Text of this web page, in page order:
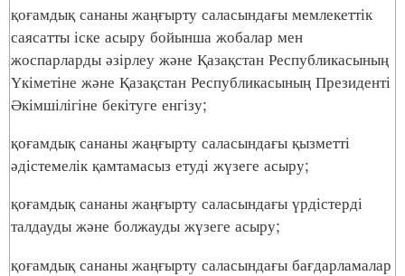
қоғамдық сананы жаңғырту саласындағы мемлекеттік
саясатты іске асыру бойынша жобалар мен
жоспарларды әзірлеу және Қазақстан Республикасының
Үкіметіне және Қазақстан Республикасының Президенті
Әкімшілігіне бекітуге енгізу;
қоғамдық сананы жаңғырту саласындағы қызметті
әдістемелік қамтамасыз етуді жүзеге асыру;
қоғамдық сананы жаңғырту саласындағы үрдістерді
талдауды және болжауды жүзеге асыру;
қоғамдық сананы жаңғырту саласындағы бағдарламалар